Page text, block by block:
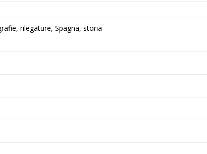
rilegature, Spagna, storia